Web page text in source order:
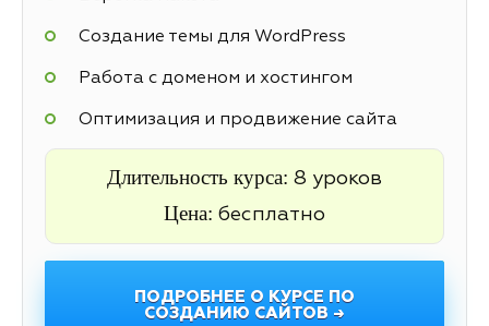
Создание темы для WordPress
Работа с доменом и хостингом
Оптимизация и продвижение сайта
Длительность курса: 8 уроков
Цена: бесплатно
ПОДРОБНЕЕ О КУРСЕ ПО
СОЗДАНИЮ САЙТОВ →